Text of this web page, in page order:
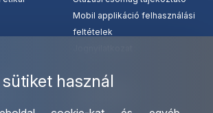
használ
Mobil applikáció felhasználási
feltételek